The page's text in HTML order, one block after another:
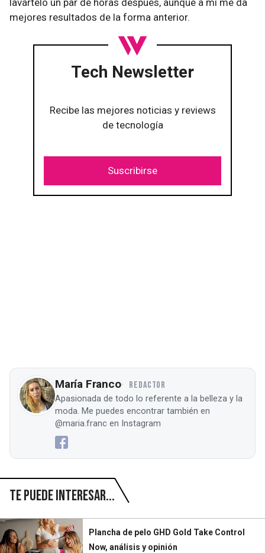
mejores resultados de la forma anterior.
Tech Newsletter
Recibe las mejores noticias y reviews
de tecnología
Suscribirse
María Franco REDACTOR
Apasionada de todo lo referente a la belleza y la
moda. Me puedes encontrar también en
@maria.franc en Instagram
Te puede interesar...
Plancha de pelo GHD Gold Take Control
Now, análisis y opinión